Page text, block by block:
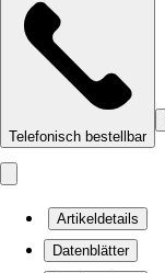
Telefonisch bestellbar
Artikeldetails
Datenblätter